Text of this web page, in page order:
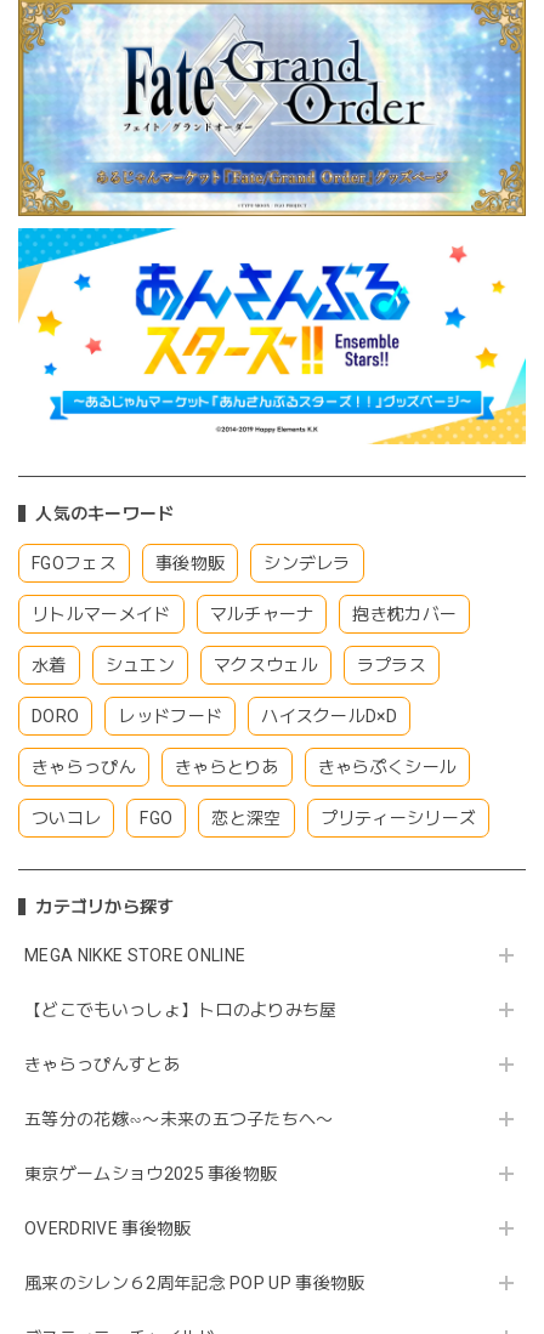
人気のキーワード
FGOフェス 事後物販 シンデレラ
リトルマーメイド マルチャーナ 抱き枕カバー
水着 シュエン マクスウェル ラプラス
DORO レッドフード ハイスクールD×D
きゃらっぴん きゃらとりあ きゃらぷくシール
ついコレ FGO 恋と深空 プリティーシリーズ
カテゴリから探す
MEGA NIKKE STORE ONLINE
【どこでもいっしょ】トロのよりみち屋
きゃらっぴんすとあ
五等分の花嫁∽〜未来の五つ子たちへ〜
東京ゲームショウ2025 事後物販
OVERDRIVE 事後物販
風来のシレン６2周年記念 POP UP 事後物販